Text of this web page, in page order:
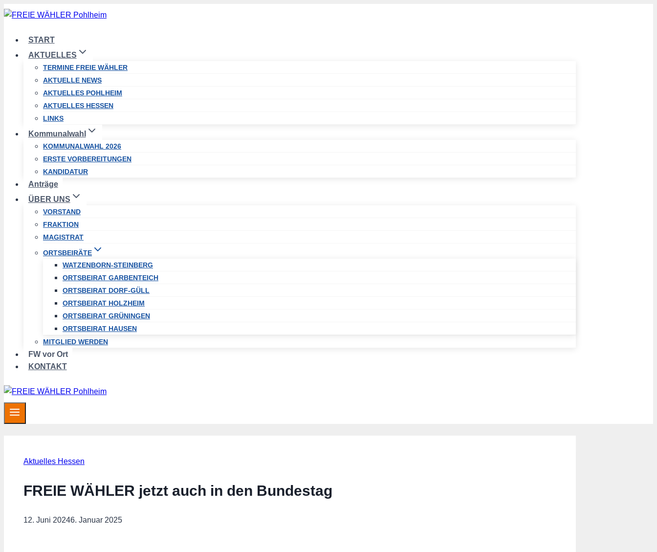
Zum
START
AKTUELLES
TERMINE FREIE WÄHLER
AKTUELLE NEWS
AKTUELLES POHLHEIM
AKTUELLES HESSEN
LINKS
Kommunalwahl
KOMMUNALWAHL 2026
ERSTE VORBEREITUNGEN
KANDIDATUR
Anträge
ÜBER UNS
VORSTAND
FRAKTION
MAGISTRAT
ORTSBEIRÄTE
WATZENBORN-STEINBERG
ORTSBEIRAT GARBENTEICH
ORTSBEIRAT DORF-GÜLL
ORTSBEIRAT HOLZHEIM
ORTSBEIRAT GRÜNINGEN
ORTSBEIRAT HAUSEN
MITGLIED WERDEN
FW vor Ort
KONTAKT
Aktuelles Hessen
FREIE WÄHLER jetzt auch in den Bundestag
12. Juni 20246. Januar 2025